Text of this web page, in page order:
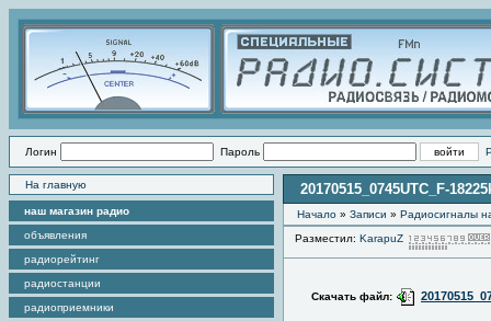
Логин Пароль
На главную
наш магазин радио
объявления
радиорейтинг
радиостанции
радиоприемники
20170515_0745UTC_F-
Начало » Записи » Радиоcигналы
Разместил: KarapuZ
Скачать файл: